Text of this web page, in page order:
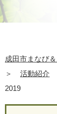
成田市まなび
＞
活動紹介
2019